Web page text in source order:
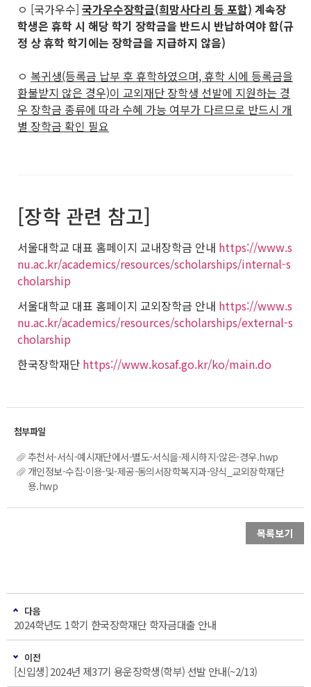
ㅇ [국가우수] 국가우수장학금(희망사다리 등 포함) 계속장
학생은 휴학 시 해당 학기 장학금을 반드시 반납하여야 함(규
정 상 휴학 학기에는 장학금을 지급하지 않음)
ㅇ 복귀생(등록금 납부 후 휴학하였으며, 휴학 시에 등록금을
환불받지 않은 경우)이 교외재단 장학생 선발에 지원하는 경
우 장학금 종류에 따라 수혜 가능 여부가 다르므로 반드시 개
별 장학금 확인 필요
[장학 관련 참고]
서울대학교 대표 홈페이지 교내장학금 안내 https://www.s
nu.ac.kr/academics/resources/scholarships/internal-s
cholarship
서울대학교 대표 홈페이지 교외장학금 안내 https://www.s
nu.ac.kr/academics/resources/scholarships/external-s
cholarship
한국장학재단 https://www.kosaf.go.kr/ko/main.do
추천서-서식-예시재단에서-별도-서식을-제시하지-않은-경우.hwp
개인정보-수집·이용-및-제공-동의서장학복지과-양식_교외장학재단
용.hwp
목록보기
다음
2024학년도 1학기 한국장학재단 학자금대출 안내
이전
[신입생] 2024년 제37기 용운장학생(학부) 선발 안내(~2/13)